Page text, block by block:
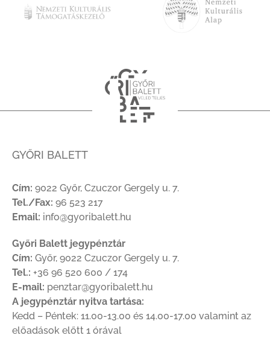
GYŐRI BALETT
Cím: 9022 Győr, Czuczor Gergely u. 7.
Tel./Fax: 96 523 217
Email: info@gyoribalett.hu
Győri Balett jegypénztár
Cím: Győr, 9022 Czuczor Gergely u. 7.
Tel.: +36 96 520 600 / 174
E-mail: penztar@gyoribalett.hu
A jegypénztár nyitva tartása:
Kedd – Péntek: 11.00-13.00 és 14.00-17.00 valamint az
előadások előtt 1 órával